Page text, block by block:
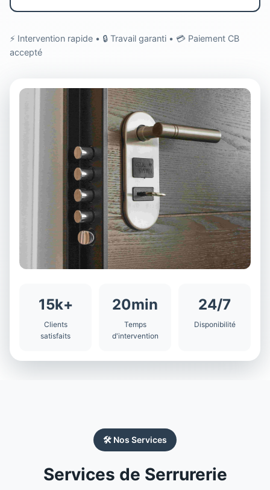
⚡ Intervention rapide • 🔒 Travail garanti • 💳 Paiement CB
accepté
15k+
Clients
satisfaits
20min
Temps
d'intervention
24/7
Disponibilité
🛠️ Nos Services
Services de Serrurerie